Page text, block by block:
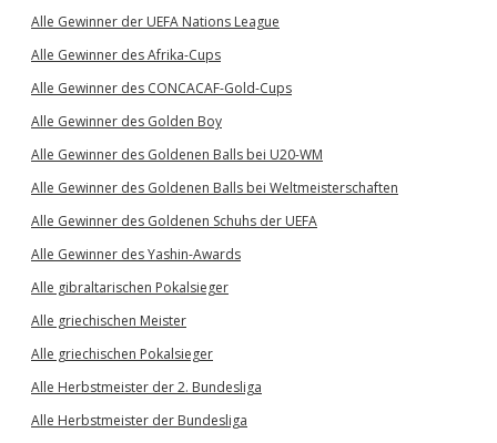
Alle Gewinner der UEFA Nations League
Alle Gewinner des Afrika-Cups
Alle Gewinner des CONCACAF-Gold-Cups
Alle Gewinner des Golden Boy
Alle Gewinner des Goldenen Balls bei U20-WM
Alle Gewinner des Goldenen Balls bei Weltmeisterschaften
Alle Gewinner des Goldenen Schuhs der UEFA
Alle Gewinner des Yashin-Awards
Alle gibraltarischen Pokalsieger
Alle griechischen Meister
Alle griechischen Pokalsieger
Alle Herbstmeister der 2. Bundesliga
Alle Herbstmeister der Bundesliga